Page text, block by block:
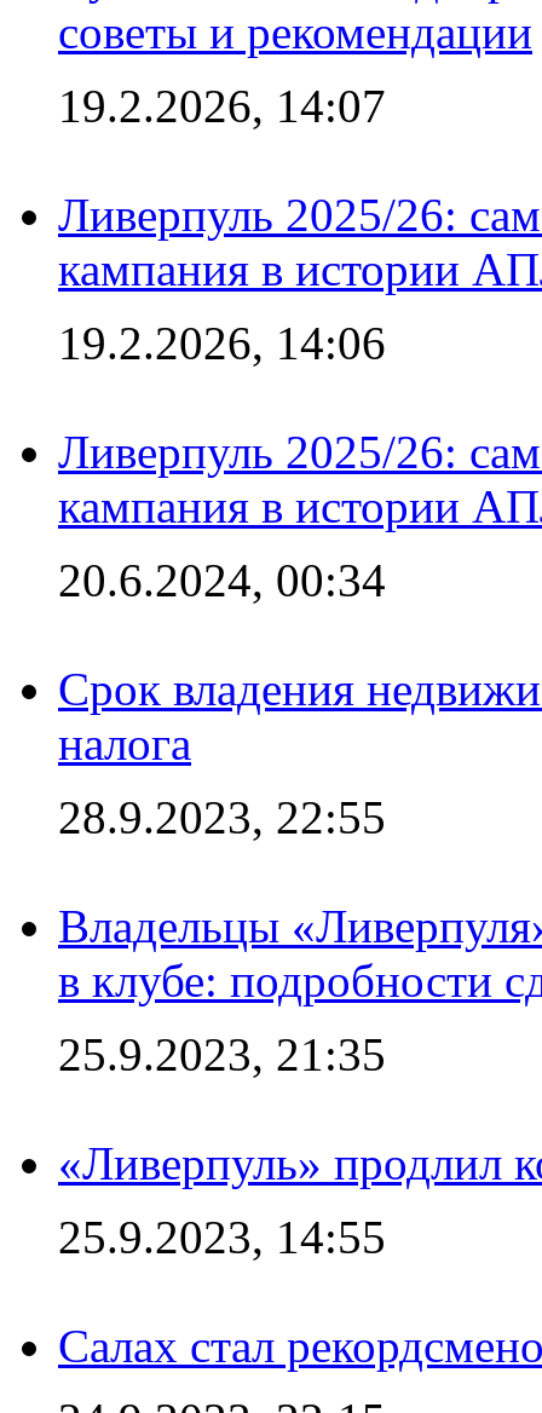
советы и рекомендации
19.2.2026, 14:07
Ливерпуль 2025/26:
кампания в истории
19.2.2026, 14:06
Ливерпуль 2025/26:
кампания в истории
20.6.2024, 00:34
Срок владения
налога
28.9.2023, 22:55
Владельцы
в клубе: подробности
25.9.2023, 21:35
«Ливерпуль» продлил
25.9.2023, 14:55
Салах стал